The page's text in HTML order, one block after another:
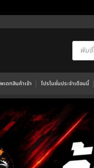
Products
search
เดทสินค้าเข้า โปรโมชั่นประจำเดือนนี้